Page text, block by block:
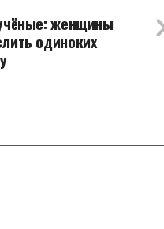
женщины
одиноких